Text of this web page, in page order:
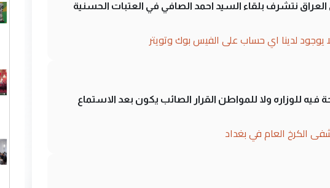
العراق نتشرف بلقاء السيد احمد الصافي في العتبات الحسنية
يوجود لدينا اي حساب على الفيس بوك وتويتر
للوزاره ولا للمواطن القرار الصائب يكون بعد الاستماع
الكرخ العام في بغداد